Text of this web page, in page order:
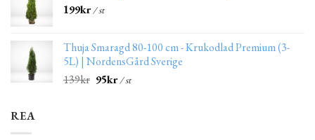
199kr/ st
Thuja Smaragd 80-100 cm - Krukodlad Premium (3-
5L) | NordensGård Sverige
139kr 95kr/ st
REA